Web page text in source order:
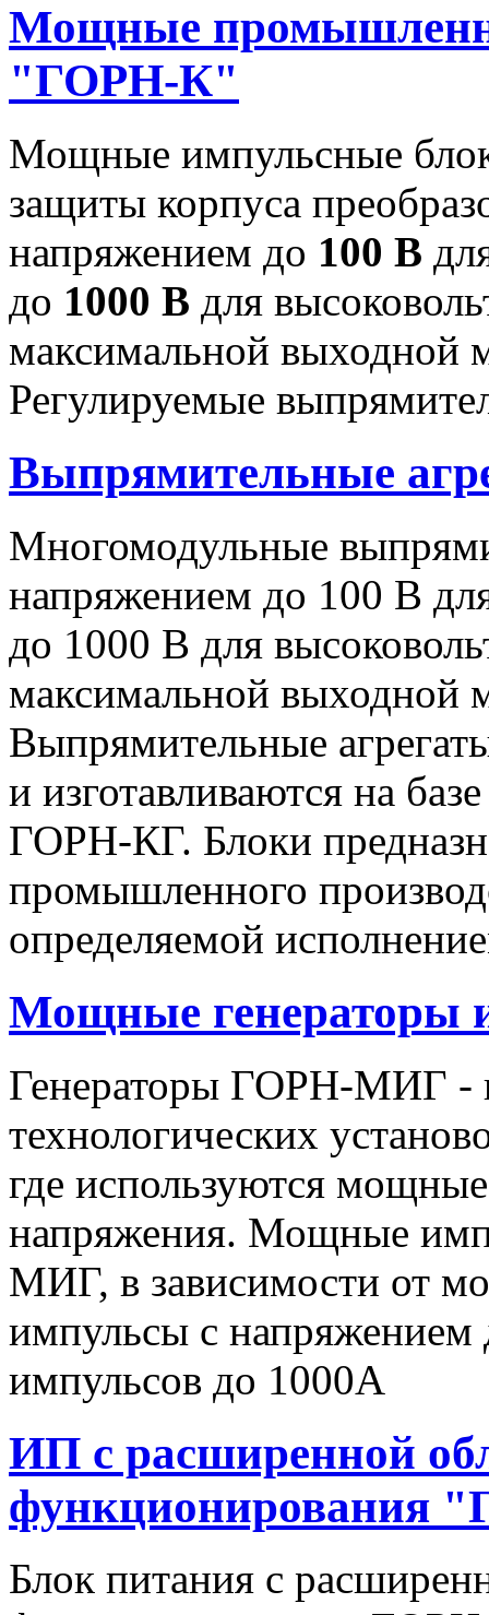
Мощные
"ГОРН-К"
Мощные импульсные
защиты корпуса
напряжением до 100 В
до 1000 В для
максимальной
Регулируемые
Выпрямительные
Многомодульные
напряжением до 100 В
до 1000 В для
максимальной
Выпрямительные
и изготавливаются на
ГОРН-КГ. Блоки
промышленного
определяемой
Мощные
Генераторы ГОРН-МИГ -
технологических
где используются
напряжения. Мощные
МИГ, в зависимости от
импульсы c
импульсов до 1000А
ИП с расширенной
функционирования
Блок питания с